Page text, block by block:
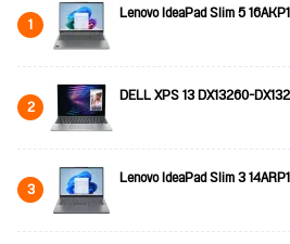
1 Lenovo IdeaPad Slim 5
2 DELL XPS 13 DX13260-
3 Lenovo IdeaPad Slim 3